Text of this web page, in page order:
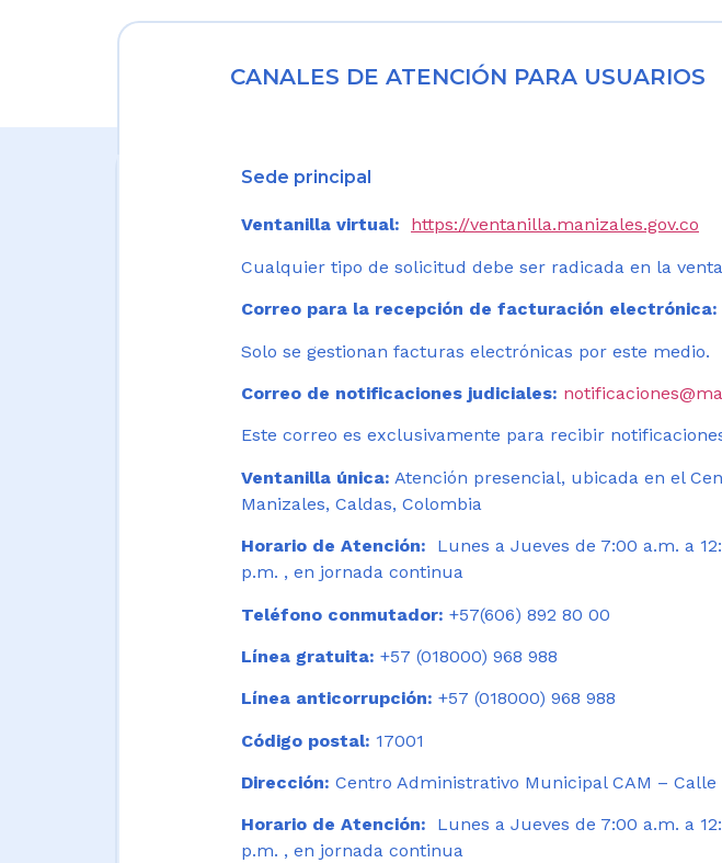
CANALES DE ATENCIÓN PARA USUARIOS
Sede principal
Ventanilla virtual: https://ventanilla.manizales.gov.co
Cualquier tipo de solicitud debe ser radicada en la
Correo para la recepción de facturación electrónica:
Solo se gestionan facturas electrónicas por este medio.
Correo de notificaciones judiciales:
Este correo es exclusivamente para recibir
Ventanilla única: Atención presencial, ubicada en el
Manizales, Caldas, Colombia
Horario de Atención:
Lunes a Jueves de 7:00 a.m. a
p.m. , en jornada continua
Teléfono conmutador: +57(606) 892 80 00
Línea gratuita: +57 (018000) 968 988
Línea anticorrupción: +57 (018000) 968 988
Código postal: 17001
Dirección: Centro Administrativo Municipal CAM – Calle
Horario de Atención: Lunes a Jueves de 7:00 a.m. a
p.m. , en jornada continua